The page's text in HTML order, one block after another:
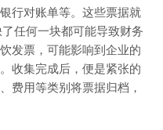
行对账单等。这些票据就
任何一块都可能导致财务
发票，可能影响到企业的
收集完成后，便是紧张的
费用等类别将票据归档，